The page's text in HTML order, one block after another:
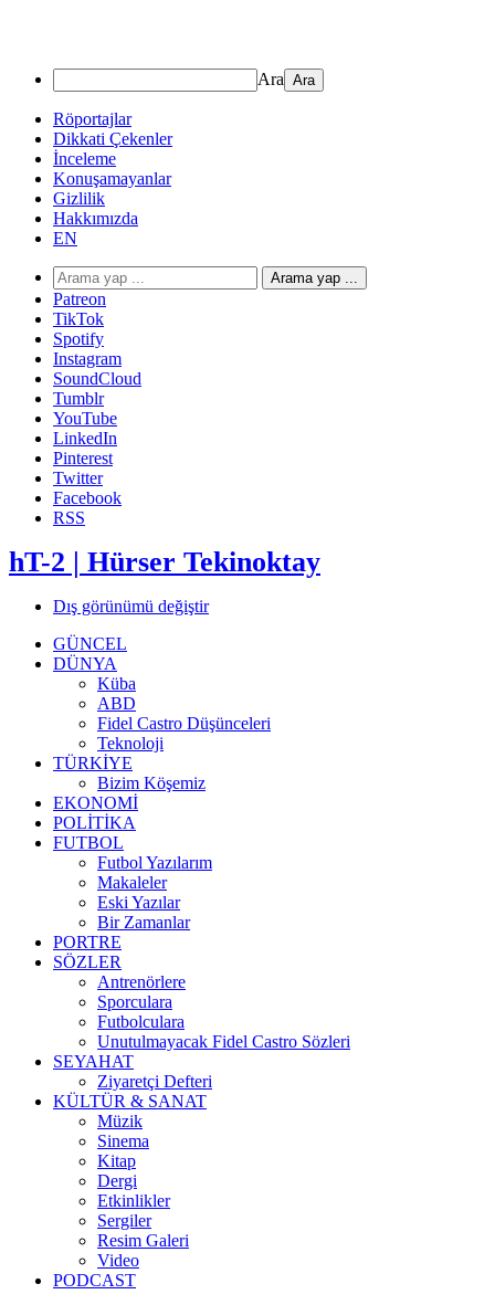
Ara
Röportajlar
Dikkati Çekenler
İnceleme
Konuşamayanlar
Gizlilik
Hakkımızda
EN
Arama yap ...
Patreon
TikTok
Spotify
Instagram
SoundCloud
Tumblr
YouTube
LinkedIn
Pinterest
Twitter
Facebook
RSS
hT-2 | Hürser Tekinoktay
Dış görünümü değiştir
GÜNCEL
DÜNYA
Küba
ABD
Fidel Castro Düşünceleri
Teknoloji
TÜRKİYE
Bizim Köşemiz
EKONOMİ
POLİTİKA
FUTBOL
Futbol Yazılarım
Makaleler
Eski Yazılar
Bir Zamanlar
PORTRE
SÖZLER
Antrenörlere
Sporculara
Futbolculara
Unutulmayacak Fidel Castro Sözleri
SEYAHAT
Ziyaretçi Defteri
KÜLTÜR & SANAT
Müzik
Sinema
Kitap
Dergi
Etkinlikler
Sergiler
Resim Galeri
Video
PODCAST